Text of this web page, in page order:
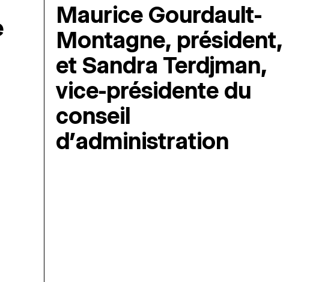
Maurice Gourdault-
Montagne, président,
et Sandra Terdjman,
vice-présidente du
conseil
d’administration